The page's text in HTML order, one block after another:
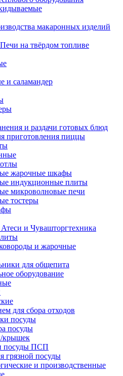
макаронных изделий
на твёрдом топливе
и саламандер
и раздачи готовых блюд
приготовления пиццы
жарочные шкафы
индукционные плиты
микроволновые печи
тостеры
и Чувашторгтехника
и жарочные
для общепита
оборудование
для сбора отходов
посуды
посуды
крышек
посуды ПСП
грязной посуды
и производственные